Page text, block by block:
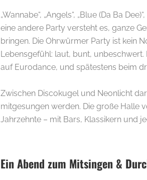
„Wannabe“, „Angels“, „Blue (Da Ba
eine andere Party versteht es, ganze
bringen. Die Ohrwürmer Party ist kein
Lebensgefühl: laut, bunt,
auf Eurodance, und spätestens beim
Zwischen Discokugel und Neonlicht
mitgesungen werden. Die große Halle
Jahrzehnte – mit Bars, Klassikern und
Ein Abend zum Mitsingen &